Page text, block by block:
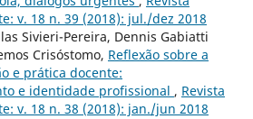
v. 18 n. 39 (2018): jul./dez 2018
Sivieri-Pereira, Dennis Gabiatti
Crisóstomo, Reflexão sobre a
e prática docente:
e identidade profissional , Revista
v. 18 n. 38 (2018): jan./jun 2018